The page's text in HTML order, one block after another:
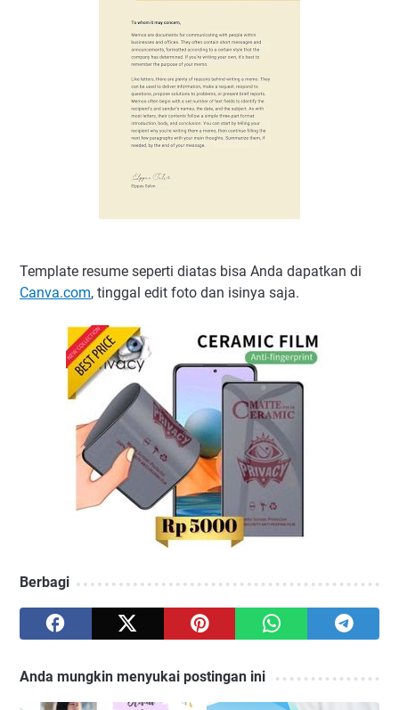
Template resume seperti diatas bisa Anda dapatkan di
Canva.com, tinggal edit foto dan isinya saja.
Berbagi
Anda mungkin menyukai postingan ini